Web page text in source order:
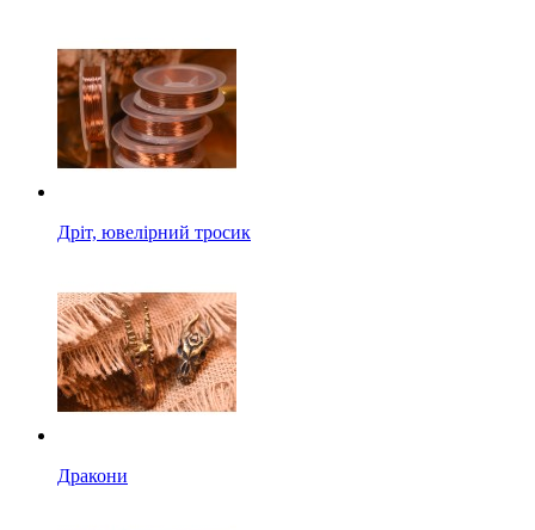
Дріт, ювелірний тросик
Дракони